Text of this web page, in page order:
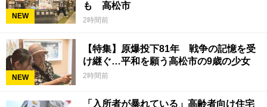
NEW
も 高松市
2時間前
NEW
【特集】原爆投下81年 戦争の記憶を受
け継ぐ…平和を願う高松市の9歳の少女
2時間前
「入所者が暴れている」高齢者向け住宅